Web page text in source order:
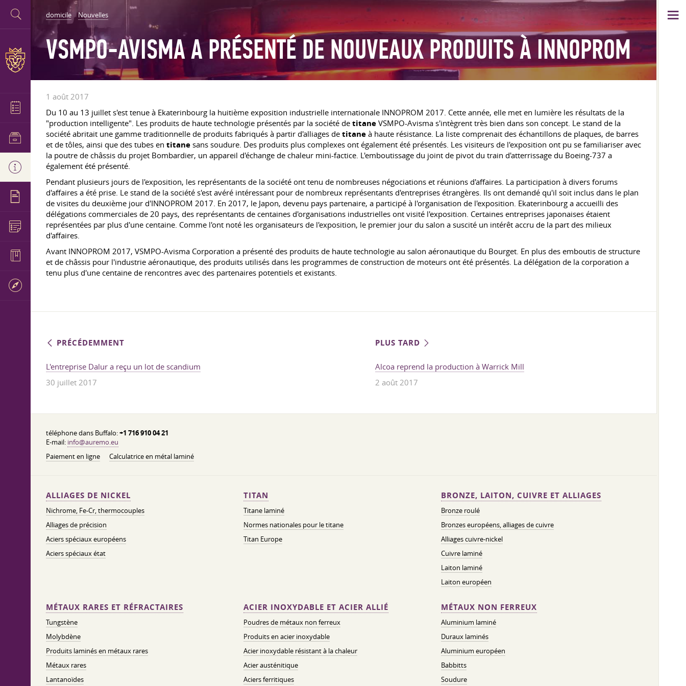
domicile Nouvelles
VSMPO-AVISMA A PRÉSENTÉ DE NOUVEAUX PRODUITS À INNOPROM
1 août 2017
Du 10 au 13 juillet s'est tenue à Ekaterinbourg la huitième exposition industrielle internationale INNOPROM 2017. Cette année, elle met en lumière les résultats de la
"production intelligente". Les produits de haute technologie présentés par la société de titane VSMPO-Avisma s'intègrent très bien dans son concept. Le stand de la
société abritait une gamme traditionnelle de produits fabriqués à partir d'alliages de titane à haute résistance. La liste comprenait des échantillons de plaques, de barres
et de tôles, ainsi que des tubes en titane sans soudure. Des produits plus complexes ont également été présentés. Les visiteurs de l'exposition ont pu se familiariser avec
la poutre de châssis du projet Bombardier, un appareil d'échange de chaleur mini-factice. L'emboutissage du joint de pivot du train d'atterrissage du Boeing-737 a
également été présenté.
Pendant plusieurs jours de l'exposition, les représentants de la société ont tenu de nombreuses négociations et réunions d'affaires. La participation à divers forums
d'affaires a été prise. Le stand de la société s'est avéré intéressant pour de nombreux représentants d'entreprises étrangères. Ils ont demandé qu'il soit inclus dans le plan
de visites du deuxième jour d'INNOPROM 2017. En 2017, le Japon, devenu pays partenaire, a participé à l'organisation de l'exposition. Ekaterinbourg a accueilli des
délégations commerciales de 20 pays, des représentants de centaines d'organisations industrielles ont visité l'exposition. Certaines entreprises japonaises étaient
représentées par plus d'une centaine. Comme l'ont noté les organisateurs de l'exposition, le premier jour du salon a suscité un intérêt accru de la part des milieux
d'affaires.
Avant INNOPROM 2017, VSMPO-Avisma Corporation a présenté des produits de haute technologie au salon aéronautique du Bourget. En plus des emboutis de structure
et de châssis pour l'industrie aéronautique, des produits utilisés dans les programmes de construction de moteurs ont été présentés. La délégation de la corporation a
tenu plus d'une centaine de rencontres avec des partenaires potentiels et existants.
PRÉCÉDEMMENT
L'entreprise Dalur a reçu un lot de scandium
30 juillet 2017
PLUS TARD
Alcoa reprend la production à Warrick Mill
2 août 2017
téléphone dans Buffalo:+1 716 910 04 21
E-mail: info@auremo.eu
Paiement en ligne
Calculatrice en métal laminé
ALLIAGES DE NICKEL
Nichrome, Fe-Cr, thermocouples
Alliages de précision
Aciers spéciaux européens
Aciers spéciaux état
TITAN
Titane laminé
Normes nationales pour le titane
Titan Europe
BRONZE, LAITON, CUIVRE ET ALLIAGES
Bronze roulé
Bronzes européens, alliages de cuivre
Alliages cuivre-nickel
Cuivre laminé
Laiton laminé
Laiton européen
MÉTAUX RARES ET RÉFRACTAIRES
Tungstène
Molybdène
Produits laminés en métaux rares
Métaux rares
Lantanoïdes
ACIER INOXYDABLE ET ACIER ALLIÉ
Poudres de métaux non ferreux
Produits en acier inoxydable
Acier inoxydable résistant à la chaleur
Acier austénitique
Aciers ferritiques
MÉTAUX NON FERREUX
Aluminium laminé
Duraux laminés
Aluminium européen
Babbitts
Soudure